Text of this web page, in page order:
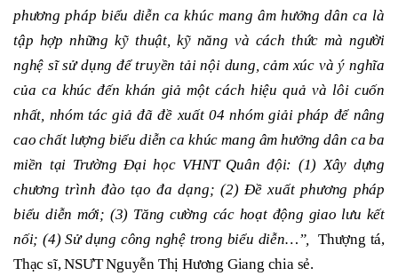
phương pháp biểu diễn ca khúc mang âm hưởng dân ca là
tập hợp những kỹ thuật, kỹ năng và cách thức mà người
nghệ sĩ sử dụng để truyền tải nội dung, cảm xúc và ý nghĩa
của ca khúc đến khán giả một cách hiệu quả và lôi cuốn
nhất, nhóm tác giả đã đề xuất 04 nhóm giải pháp để nâng
cao chất lượng biểu diễn ca khúc mang âm hưởng dân ca ba
miền tại Trường Đại học VHNT Quân đội: (1) Xây dựng
chương trình đào tạo đa dạng; (2) Đề xuất phương pháp
biểu diễn mới; (3) Tăng cường các hoạt động giao lưu kết
nối; (4) Sử dụng công nghệ trong biểu diễn…”, Thượng tá,
Thạc sĩ, NSƯT Nguyễn Thị Hương Giang chia sẻ.